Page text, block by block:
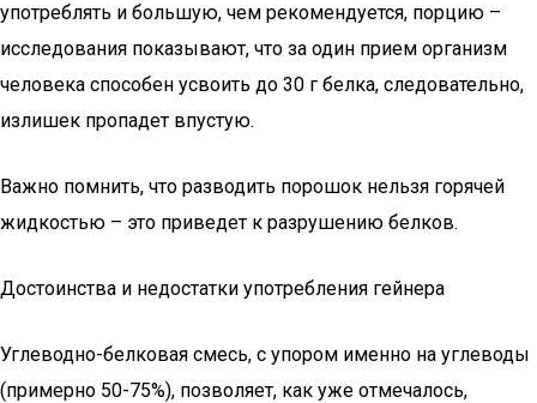
употреблять и большую, чем рекомендуется, порцию –
исследования показывают, что за один прием организм
человека способен усвоить до 30 г белка, следовательно,
излишек пропадет впустую.
Важно помнить, что разводить порошок нельзя горячей
жидкостью – это приведет к разрушению белков.
Достоинства и недостатки употребления гейнера
Углеводно-белковая смесь, с упором именно на углеводы
(примерно 50-75%), позволяет, как уже отмечалось,